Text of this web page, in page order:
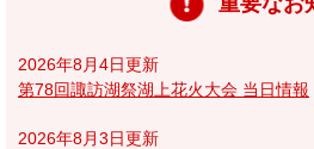
2026年8月4日更新
第78回諏訪湖祭湖上花火大会 当日情報
2026年8月3日更新